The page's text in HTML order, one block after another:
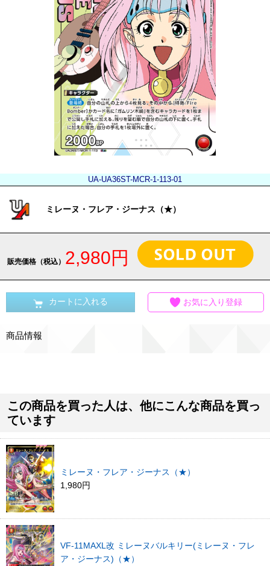
UA-UA36ST-MCR-1-113-01
ミレーヌ・フレア・ジーナス（★）
販売価格（税込） 2,980円
カートに入れる お気に入り登録
商品情報
この商品を買った人は、他にこんな商品を買っ
ています
ミレーヌ・フレア・ジーナス（★）
1,980円
VF-11MAXL改 ミレーヌバルキリー(ミレーヌ・フレ
ア・ジーナス)（★）